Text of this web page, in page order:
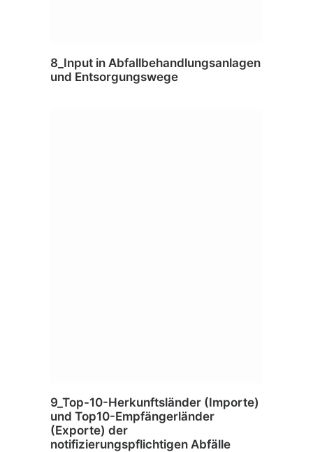
8_Input in Abfallbehandlungsanlagen
und Entsorgungswege
9_Top-10-Herkunftsländer (Importe)
und Top10-Empfängerländer
(Exporte) der
notifizierungspflichtigen Abfälle